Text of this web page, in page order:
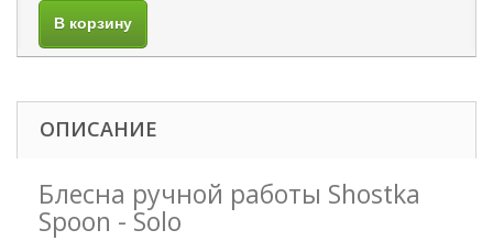
В корзину
ОПИСАНИЕ
Блесна ручной работы Shostka
Spoon - Solo